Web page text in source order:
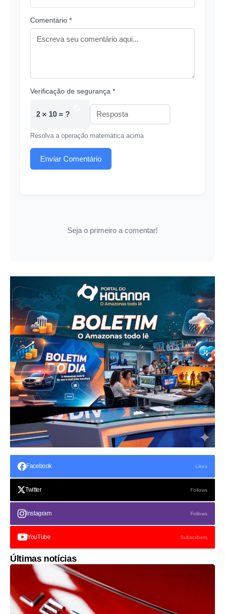
Comentário *
Verificação de segurança *
2 × 10 = ?
Resolva a operação matemática acima
Enviar Comentário
Seja o primeiro a comentar!
Facebook Likes
Twitter Follows
Instagram Follows
YouTube Subscribers
Últimas notícias